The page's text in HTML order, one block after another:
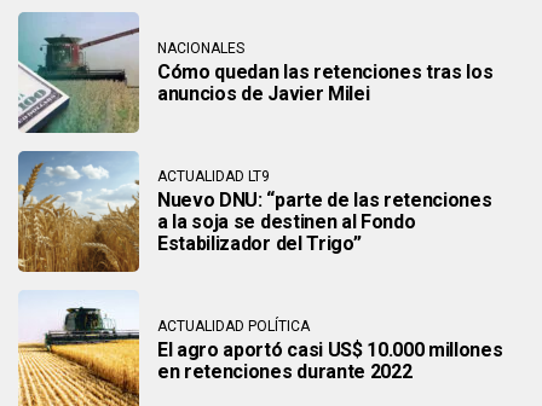
NACIONALES
Cómo quedan las retenciones tras los
anuncios de Javier Milei
ACTUALIDAD LT9
Nuevo DNU: “parte de las retenciones
a la soja se destinen al Fondo
Estabilizador del Trigo”
ACTUALIDAD POLÍTICA
El agro aportó casi US$ 10.000 millones
en retenciones durante 2022